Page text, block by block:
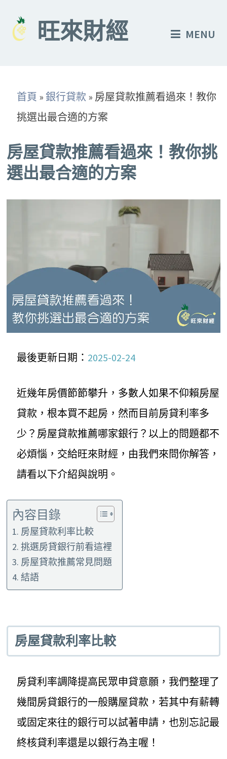
content
旺來財經 MENU
首頁 »銀行貸款 » 房屋貸款推薦看過來！教你
挑選出最合適的方案
房屋貸款推薦看過來！教你挑
選出最合適的方案
最後更新日期： 2025-02-24
近幾年房價節節攀升，多數人如果不仰賴房屋
貸款，根本買不起房，然而目前房貸利率多
少？房屋貸款推薦哪家銀行？以上的問題都不
必煩惱，交給旺來財經，由我們來問你解答，
請看以下介紹與說明。
內容目錄
房屋貸款利率比較
挑選房貸銀行前看這裡
房屋貸款推薦常見問題
結語
房屋貸款利率比較
房貸利率調降提高民眾申貸意願，我們整理了
幾間房貸銀行的一般購屋貸款，若其中有薪轉
或固定來往的銀行可以試著申請，也別忘記最
終核貸利率還是以銀行為主喔！